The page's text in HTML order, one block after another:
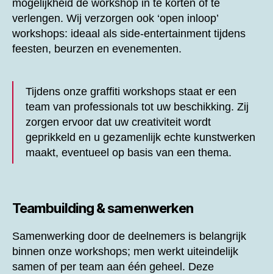
mogelijkheid de workshop in te korten of te
verlengen. Wij verzorgen ook ‘open inloop’
workshops: ideaal als side-entertainment tijdens
feesten, beurzen en evenementen.
Tijdens onze graffiti workshops staat er een
team van professionals tot uw beschikking. Zij
zorgen ervoor dat uw creativiteit wordt
geprikkeld en u gezamenlijk echte kunstwerken
maakt, eventueel op basis van een thema.
Teambuilding & samenwerken
Samenwerking door de deelnemers is belangrijk
binnen onze workshops; men werkt uiteindelijk
samen of per team aan één geheel. Deze